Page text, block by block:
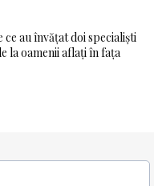
au învățat doi specialiști
la oamenii aflați în fața